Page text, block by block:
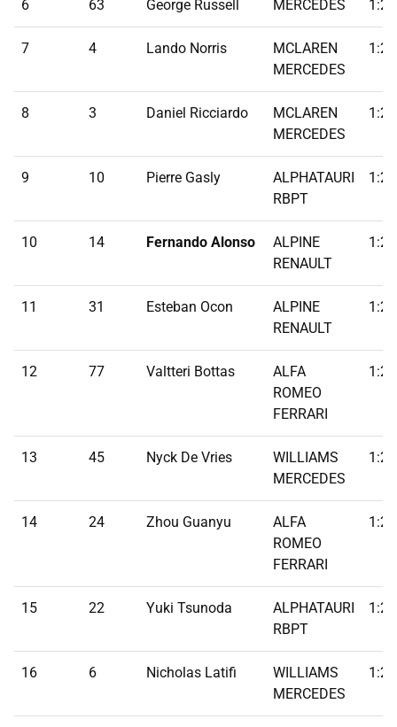
6 63 George Russell MERCEDES
7 4 Lando Norris
MCLAREN
MERCEDES
8 3 Daniel Ricciardo
MCLAREN
MERCEDES
9 10 Pierre Gasly
ALPHATAURI
RBPT
10 14 Fernando Alonso
ALPINE
RENAULT
11 31 Esteban Ocon
ALPINE
RENAULT
12 77 Valtteri Bottas
ALFA
ROMEO
FERRARI
13 45 Nyck De Vries
WILLIAMS
MERCEDES
14 24 Zhou Guanyu
ALFA
ROMEO
FERRARI
15 22 Yuki Tsunoda
ALPHATAURI
RBPT
16 6 Nicholas Latifi
WILLIAMS
MERCEDES